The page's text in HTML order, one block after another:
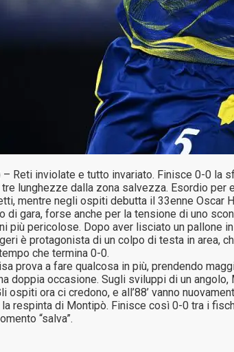
– Reti inviolate e tutto invariato. Finisce 0-0
lunghezze dalla zona salvezza. Esordio
mentre negli ospiti debutta il 33enne Oscar
di gara, forse anche per la tensione di uno
più pericolose. Dopo aver lisciato un pallone
è protagonista di un colpo di testa in area,
che termina 0-0.
prova a fare qualcosa in più, prendendo
doppia occasione. Sugli sviluppi di un
ospiti ora ci credono, e all’88’ vanno
la respinta di Montipò. Finisce così 0-0 tra i
“salva”.